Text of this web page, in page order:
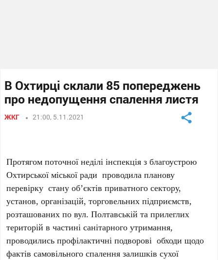
В Охтирці склали 85 попереджень
про недопущення спалення листя
ЖКГ 21:00, 5.11.2021
Протягом поточної неділі інспекція з благоустрою
Охтирської міської ради проводила планову
перевірку стану об’єктів приватного сектору,
установ, організацій, торговельних підприємств,
розташованих по вул. Полтавській та прилеглих
територій в частині санітарного утримання,
проводились профілактичні подворові обходи щодо
фактів самовільного спалення залишків сухої